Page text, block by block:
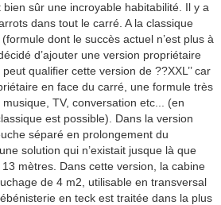
sûr une incroyable habitabilité. Il y a
dans tout le carré. A la classique
dont le succès actuel n’est plus à
d’ajouter une version propriétaire
qualifier cette version de ??XXL’’ car
en face du carré, une formule très
TV, conversation etc... (en
est possible). Dans la version
séparé en prolongement du
solution qui n’existait jusque là que
mètres. Dans cette version, la cabine
de 4 m2, utilisable en transversal
en teck est traitée dans la plus